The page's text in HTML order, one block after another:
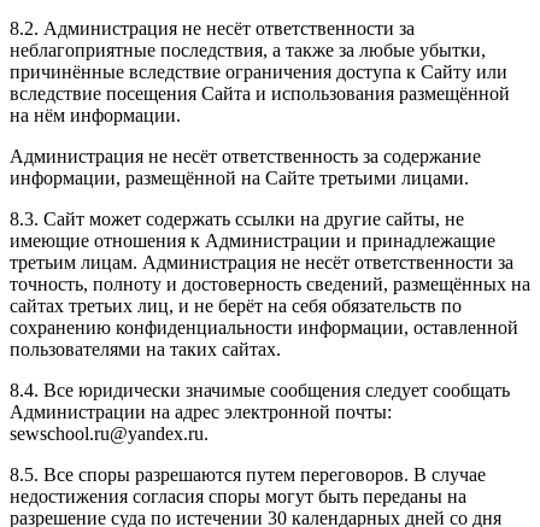
8.2. Администрация не несёт ответственности за
неблагоприятные последствия, а также за любые убытки,
причинённые вследствие ограничения доступа к Сайту или
вследствие посещения Сайта и использования размещённой
на нём информации.
Администрация не несёт ответственность за содержание
информации, размещённой на Сайте третьими лицами.
8.3. Сайт может содержать ссылки на другие сайты, не
имеющие отношения к Администрации и принадлежащие
третьим лицам. Администрация не несёт ответственности за
точность, полноту и достоверность сведений, размещённых на
сайтах третьих лиц, и не берёт на себя обязательств по
сохранению конфиденциальности информации, оставленной
пользователями на таких сайтах.
8.4. Все юридически значимые сообщения следует сообщать
Администрации на адрес электронной почты:
sewschool.ru@yandex.ru.
8.5. Все споры разрешаются путем переговоров. В случае
недостижения согласия споры могут быть переданы на
разрешение суда по истечении 30 календарных дней со дня